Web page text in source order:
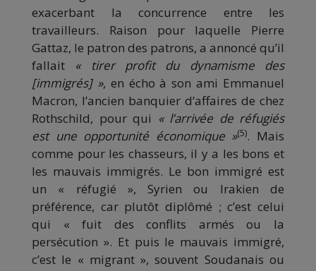
exacerbant la concurrence entre les
travailleurs. Raison pour laquelle Pierre
Gattaz, le patron des patrons, a annoncé qu’il
fallait « tirer profit du dynamisme des
[immigrés] », en écho à son ami Emmanuel
Macron, l’ancien banquier d’affaires de chez
Rothschild, pour qui « l’arrivée de réfugiés
est une opportunité économique »(5). Mais
comme pour les chasseurs, il y a les bons et
les mauvais immigrés. Le bon immigré est
un « réfugié », Syrien ou Irakien de
préférence, car plutôt diplômé ; c’est celui
qui « fuit des conflits armés ou la
persécution ». Et puis le mauvais immigré,
c’est le « migrant », souvent Soudanais ou